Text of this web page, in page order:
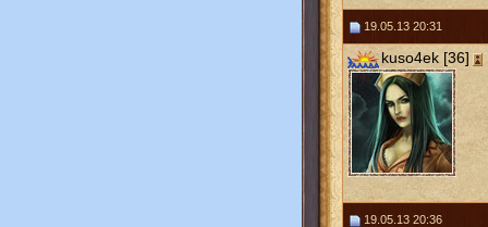
19.05.13 20:31
kuso4ek [36]
19.05.13 20:36